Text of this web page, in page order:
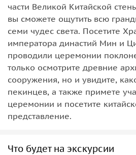
части Великой Китайской
вы сможете ощутить всю
семи чудес света. Посетите
императора династий Мин и
проводили церемонии
только осмотрите древние
сооружения, но и увидите,
пекинцев, а также примете
церемонии и посетите
представление.
Что будет на экскурсии